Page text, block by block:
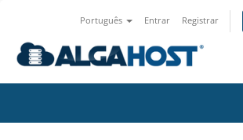
Português Entrar Registrar